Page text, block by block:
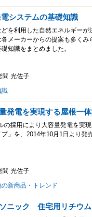
システムの基礎知識
を利用した自然エネルギー
メーカーからの提案も多く
知識をまとめました。
間 光佐子
識
発電を実現する屋根一
の採用により大容量発電を実
」を、2014年10月1日より発
間 光佐子
新商品・トレンド
ソニック 住宅用リチウ